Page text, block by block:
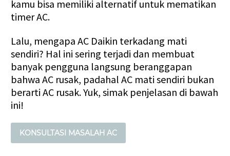
kamu bisa memiliki alternatif untuk mematikan
timer AC.
Lalu, mengapa AC Daikin terkadang mati
sendiri? Hal ini sering terjadi dan membuat
banyak pengguna langsung beranggapan
bahwa AC rusak, padahal AC mati sendiri bukan
berarti AC rusak. Yuk, simak penjelasan di bawah
ini!
KONSULTASI MASALAH AC